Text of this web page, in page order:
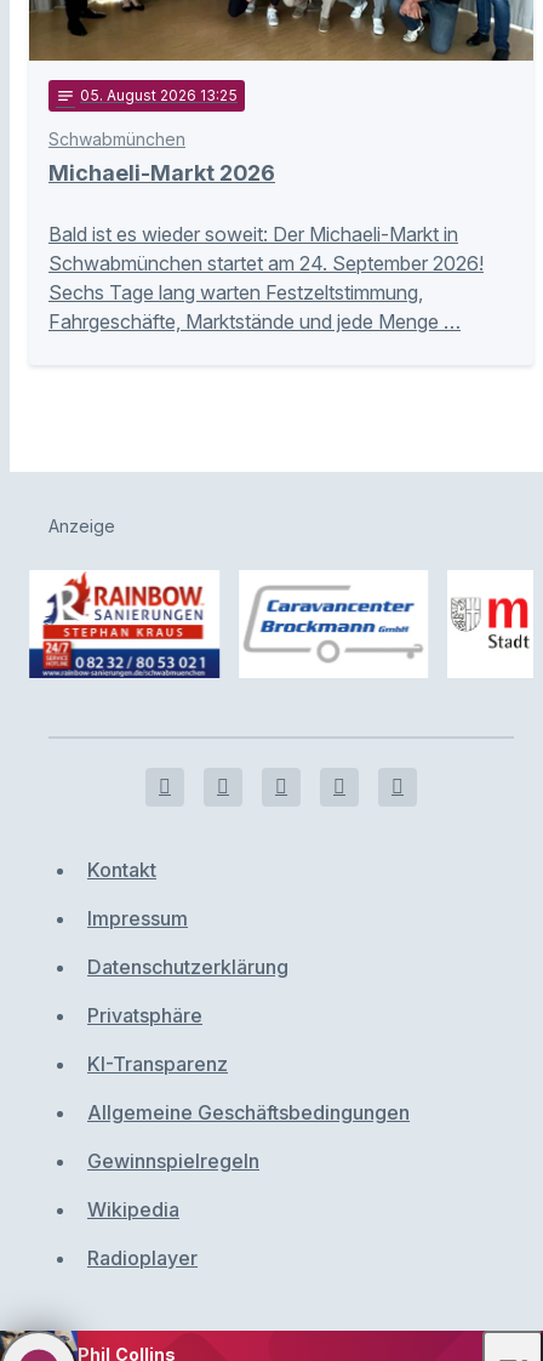
notes 05. August 2026 13:25
Schwabmünchen
Michaeli-Markt 2026
Bald ist es wieder soweit: Der Michaeli-Markt in
Schwabmünchen startet am 24. September 2026!
Sechs Tage lang warten Festzeltstimmung,
Fahrgeschäfte, Marktstände und jede Menge …
Anzeige
Kontakt
Impressum
Datenschutzerklärung
Privatsphäre
KI-Transparenz
Allgemeine Geschäftsbedingungen
Gewinnspielregeln
Wikipedia
Radioplayer
Phil Collins